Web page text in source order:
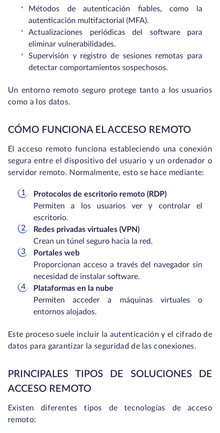
Métodos de autenticación fiables, como la
autenticación multifactorial (MFA).
Actualizaciones periódicas del software para
eliminar vulnerabilidades.
Supervisión y registro de sesiones remotas para
detectar comportamientos sospechosos.
Un entorno remoto seguro protege tanto a los usuarios
como a los datos.
CÓMO FUNCIONA EL ACCESO REMOTO
El acceso remoto funciona estableciendo una conexión
segura entre el dispositivo del usuario y un ordenador o
servidor remoto. Normalmente, esto se hace mediante:
Protocolos de escritorio remoto (RDP)
Permiten a los usuarios ver y controlar el
escritorio.
Redes privadas virtuales (VPN)
Crean un túnel seguro hacia la red.
Portales web
Proporcionan acceso a través del navegador sin
necesidad de instalar software.
Plataformas en la nube
Permiten acceder a máquinas virtuales o
entornos alojados.
Este proceso suele incluir la autenticación y el cifrado de
datos para garantizar la seguridad de las conexiones.
PRINCIPALES TIPOS DE SOLUCIONES DE
ACCESO REMOTO
Existen diferentes tipos de tecnologías de acceso
remoto: